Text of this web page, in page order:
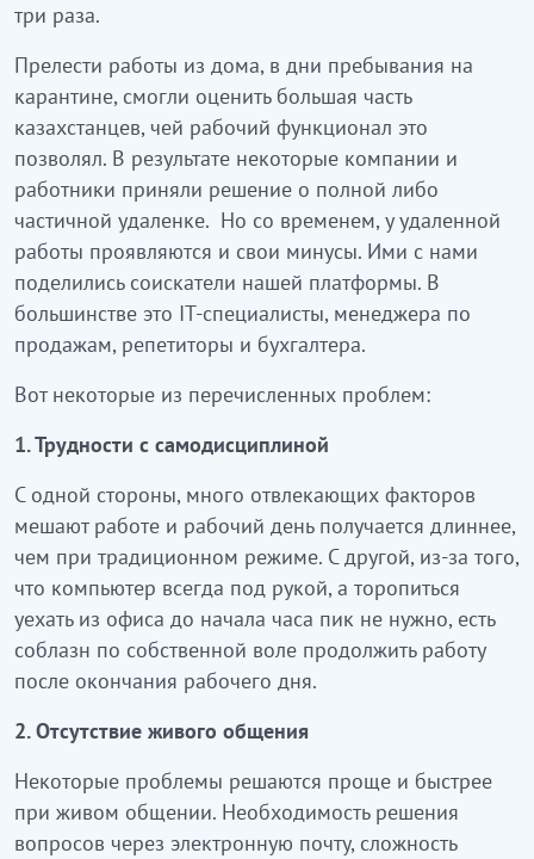
три раза.
Прелести работы из дома, в дни пребывания на
карантине, смогли оценить большая часть
казахстанцев, чей рабочий функционал это
позволял. В результате некоторые компании и
работники приняли решение о полной либо
частичной удаленке. Но со временем, у удаленной
работы проявляются и свои минусы. Ими с нами
поделились соискатели нашей платформы. В
большинстве это IТ-специалисты, менеджера по
продажам, репетиторы и бухгалтера.
Вот некоторые из перечисленных проблем:
1.Трудности с самодисциплиной
С одной стороны, много отвлекающих факторов
мешают работе и рабочий день получается длиннее,
чем при традиционном режиме. С другой, из-за того,
что компьютер всегда под рукой, а торопиться
уехать из офиса до начала часа пик не нужно, есть
соблазн по собственной воле продолжить работу
после окончания рабочего дня.
2. Отсутствие живого общения
Некоторые проблемы решаются проще и быстрее
при живом общении. Необходимость решения
вопросов через электронную почту, сложность